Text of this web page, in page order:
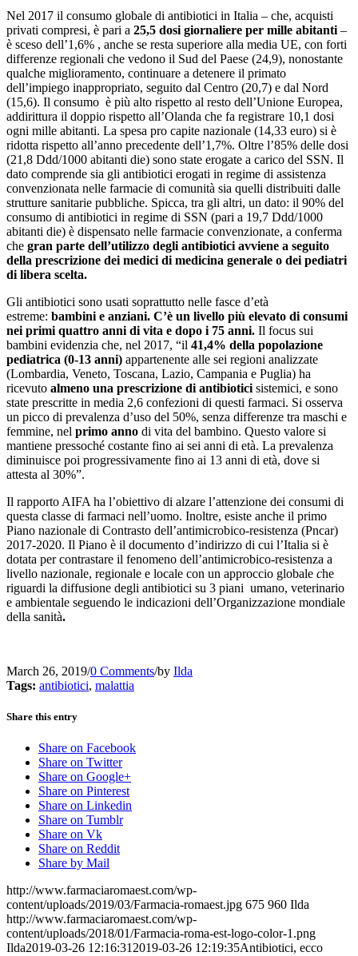
Nel 2017 il consumo globale di antibiotici in Italia – che, acquisti
privati compresi, è pari a 25,5 dosi giornaliere per mille abitanti –
è sceso dell’1,6% , anche se resta superiore alla media UE, con forti
differenze regionali che vedono il Sud del Paese (24,9), nonostante
qualche miglioramento, continuare a detenere il primato
dell’impiego inappropriato, seguito dal Centro (20,7) e dal Nord
(15,6). Il consumo è più alto rispetto al resto dell’Unione Europea,
addirittura il doppio rispetto all’Olanda che fa registrare 10,1 dosi
ogni mille abitanti. La spesa pro capite nazionale (14,33 euro) si è
ridotta rispetto all’anno precedente dell’1,7%. Oltre l’85% delle dosi
(21,8 Ddd/1000 abitanti die) sono state erogate a carico del SSN. Il
dato comprende sia gli antibiotici erogati in regime di assistenza
convenzionata nelle farmacie di comunità sia quelli distribuiti dalle
strutture sanitarie pubbliche. Spicca, tra gli altri, un dato: il 90% del
consumo di antibiotici in regime di SSN (pari a 19,7 Ddd/1000
abitanti die) è dispensato nelle farmacie convenzionate, a conferma
che gran parte dell’utilizzo degli antibiotici avviene a seguito
della prescrizione dei medici di medicina generale o dei pediatri
di libera scelta.
Gli antibiotici sono usati soprattutto nelle fasce d’età
estreme: bambini e anziani. C’è un livello più elevato di consumi
nei primi quattro anni di vita e dopo i 75 anni. Il focus sui
bambini evidenzia che, nel 2017, “il 41,4% della popolazione
pediatrica (0-13 anni) appartenente alle sei regioni analizzate
(Lombardia, Veneto, Toscana, Lazio, Campania e Puglia) ha
ricevuto almeno una prescrizione di antibiotici sistemici, e sono
state prescritte in media 2,6 confezioni di questi farmaci. Si osserva
un picco di prevalenza d’uso del 50%, senza differenze tra maschi e
femmine, nel primo anno di vita del bambino. Questo valore si
mantiene pressoché costante fino ai sei anni di età. La prevalenza
diminuisce poi progressivamente fino ai 13 anni di età, dove si
attesta al 30%”.
Il rapporto AIFA ha l’obiettivo di alzare l’attenzione dei consumi di
questa classe di farmaci nell’uomo. Inoltre, esiste anche il primo
Piano nazionale di Contrasto dell’antimicrobico-resistenza (Pncar)
2017-2020. Il Piano è il documento d’indirizzo di cui l’Italia si è
dotata per contrastare il fenomeno dell’antimicrobico-resistenza a
livello nazionale, regionale e locale con un approccio globale che
riguardi la diffusione degli antibiotici su 3 piani umano, veterinario
e ambientale seguendo le indicazioni dell’Organizzazione mondiale
della sanità.
March 26, 2019/0 Comments/by Ilda
Tags: antibiotici, malattia
Share this entry
Share on Facebook
Share on Twitter
Share on Google+
Share on Pinterest
Share on Linkedin
Share on Tumblr
Share on Vk
Share on Reddit
Share by Mail
http://www.farmaciaromaest.com/wp-
content/uploads/2019/03/Farmacia-romaest.jpg 675 960 Ilda
http://www.farmaciaromaest.com/wp-
content/uploads/2018/01/Farmacia-roma-est-logo-color-1.png
Ilda2019-03-26 12:16:31 2019-03-26 12:19:35Antibiotici, ecco